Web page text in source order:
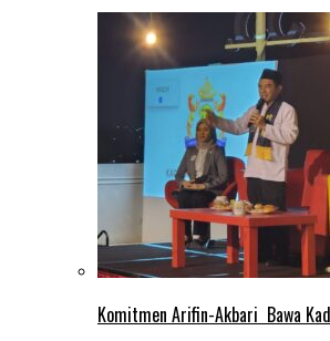
Komitmen Arifin-Akbari Bawa